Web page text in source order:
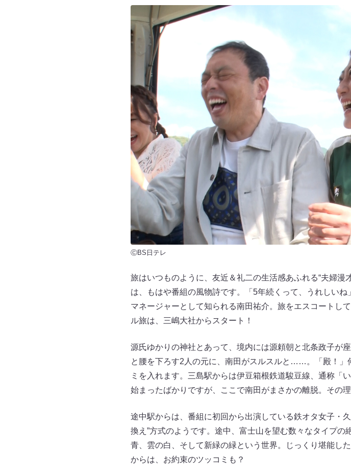
ⒸBS日テレ
旅はいつものように、友近＆礼二の生活感あふれる“夫婦
は、もはや番組の風物詩です。「5年続くって、うれしい
マネージャーとして知られる南田祐介。旅をエスコートし
ル旅は、三嶋大社からスタート！
源氏ゆかりの神社とあって、境内には源頼朝と北条政子が
と腰を下ろす2人の元に、南田がスルスルと……。「殿！」
ミを入れます。三島駅からは伊豆箱根鉄道駿豆線、通称「
始まったばかりですが、ここで南田がまさかの離脱。その
途中駅からは、番組に初回から出演している鉄オタ女子・
換え”方式のようです。途中、富士山を望む数々なタイプ
青、雲の白、そして新緑の緑という世界。じっくり堪能し
からは、お約束のツッコミも？